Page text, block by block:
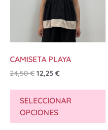
CAMISETA PLAYA
24,50€ 12,25 €
SELECCIONAR
OPCIONES